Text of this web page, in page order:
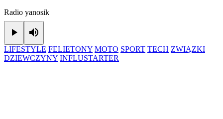
Radio yanosik
Play
LIFESTYLE FELIETONY MOTO SPORT TECH ZWIĄZKI
DZIEWCZYNY INFLUSTARTER